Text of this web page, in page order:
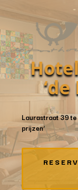
Laurastraat 39 te
prijzen’